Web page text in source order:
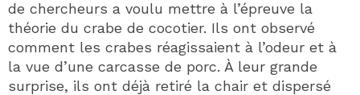
de chercheurs a voulu mettre à l’épreuve la
théorie du crabe de cocotier. Ils ont observé
comment les crabes réagissaient à l’odeur et à
la vue d’une carcasse de porc. À leur grande
surprise, ils ont déjà retiré la chair et dispersé